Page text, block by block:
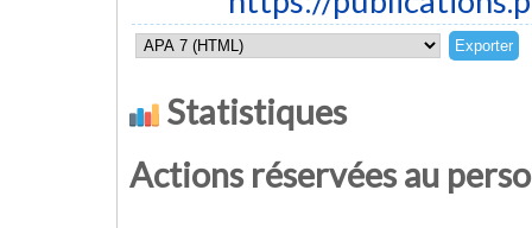
front after shut-in.»
Statistiques
Actions réservées au